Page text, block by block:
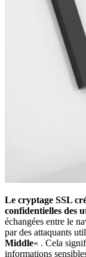
Le cryptage SSL
confidentielles des
échangées entre le
par des attaquants
Middle« . Cela
informations